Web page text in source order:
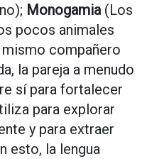
Monogamia(Los
pocos animales
compañero
la pareja a menudo
sí para fortalecer
para explorar
y para extraer
esto, la lengua